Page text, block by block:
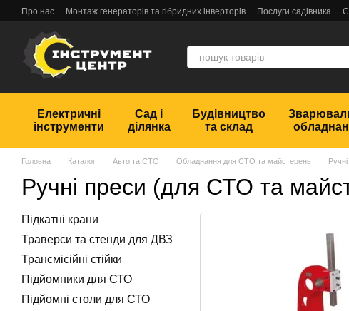
Перейти до основного контенту
Про нас Монтаж генераторів та гібридних інверторів Послуги садівника
Електричні
інструменти
Сад і
ділянка
Будівництво
та склад
Головна Каталог Авто та СТО Обладнання для СТО та майстерень
Ручні преси (для СТО та
Підкатні крани
Траверси та стенди для ДВЗ
Трансмісійні стійки
Підйомники для СТО
Підйомні столи для СТО